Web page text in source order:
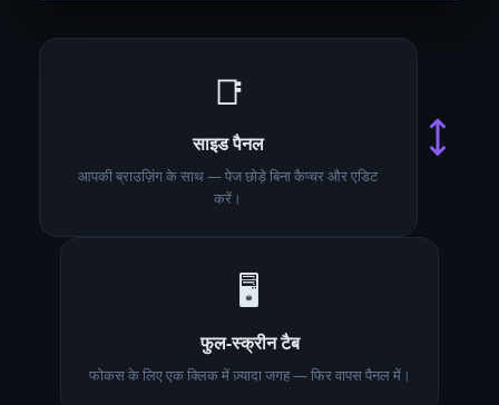
📑
साइड पैनल
आपकी ब्राउज़िंग के साथ — पेज छोड़े बिना कैप्चर और एडिट
करें।
⟷
🖥️
फुल-स्क्रीन टैब
फोकस के लिए एक क्लिक में ज़्यादा जगह — फिर वापस पैनल में।